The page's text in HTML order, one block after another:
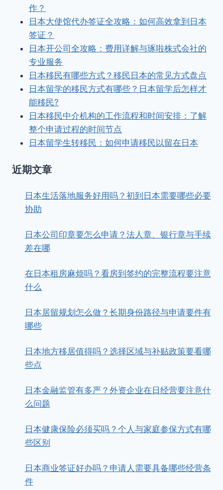
作？
日本大使馆代办签证全攻略：如何高效拿到日本
签证？
日本开公司全攻略：费用详解与琢啦株式会社的
专业服务
日本移民有哪些方式？移民日本的常见方式盘点
日本留学的移民方式有哪些？日本留学后怎样才
能移民?
日本移民中介机构的工作流程和时间安排：了解
整个申请过程的时间节点
日本留学生转移民：如何申请移民以留在日本
近期文章
日本生活落地服务好用吗？初到日本需要哪些必要
协助
日本公司印章要怎么申请？法人章、银行章与手续
差在哪
在日本租房麻烦吗？看房到签约的完整流程要注意
什么
日本居留规划怎么做？长期身份路径与申请要件有
哪些
日本地方移居值得吗？选择区域与补贴政策要看哪
些点
日本金融监管有多严？外资企业在日经营要注意什
么问题
日本健康保险必须买吗？个人与家庭参保方式有哪
些区别
日本商业签证好办吗？申请人需要具备哪些经营条
件